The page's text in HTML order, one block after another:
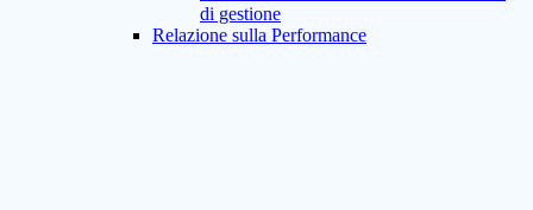
di gestione
Relazione sulla Performance